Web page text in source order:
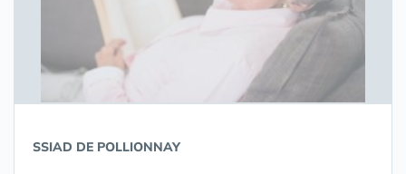
SSIAD DE POLLIONNAY